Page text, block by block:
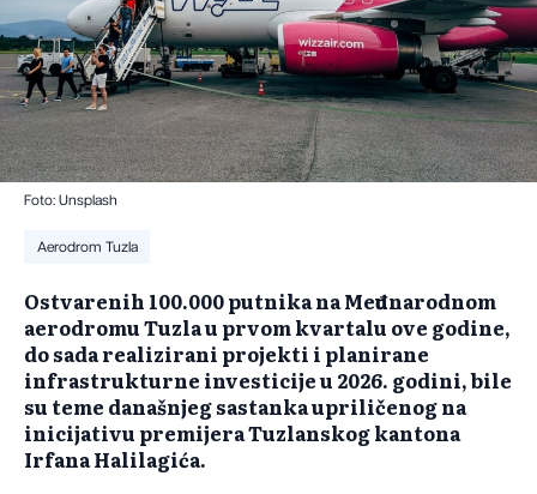
Foto: Unsplash
Aerodrom Tuzla
Ostvarenih 100.000 putnika na Međunarodnom
aerodromu Tuzla u prvom kvartalu ove godine,
do sada realizirani projekti i planirane
infrastrukturne investicije u 2026. godini, bile
su teme današnjeg sastanka upriličenog na
inicijativu premijera Tuzlanskog kantona
Irfana Halilagića.